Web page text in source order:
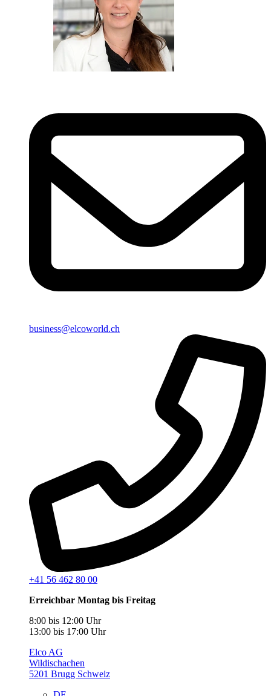
business@elcoworld.ch
+41 56 462 80 00
Erreichbar Montag bis Freitag
8:00 bis 12:00 Uhr
13:00 bis 17:00 Uhr
Elco AG
Wildischachen
5201 Brugg Schweiz